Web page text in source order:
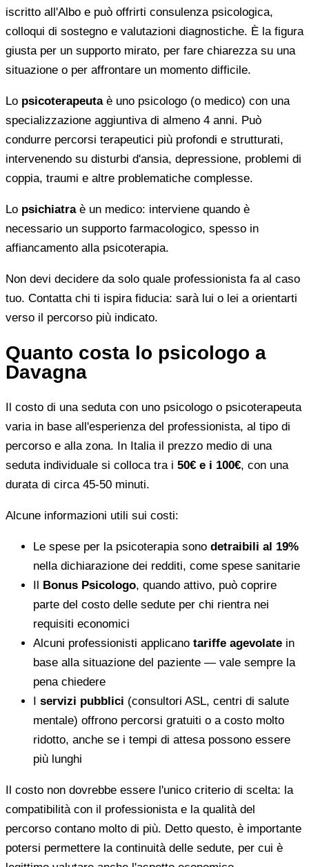
iscritto all'Albo e può offrirti consulenza psicologica,
colloqui di sostegno e valutazioni diagnostiche. È la figura
giusta per un supporto mirato, per fare chiarezza su una
situazione o per affrontare un momento difficile.
Lo psicoterapeutaè uno psicologo (o medico) con una
specializzazione aggiuntiva di almeno 4 anni. Può
condurre percorsi terapeutici più profondi e strutturati,
intervenendo su disturbi d'ansia, depressione, problemi di
coppia, traumi e altre problematiche complesse.
Lo psichiatraè un medico: interviene quando è
necessario un supporto farmacologico, spesso in
affiancamento alla psicoterapia.
Non devi decidere da solo quale professionista fa al caso
tuo. Contatta chi ti ispira fiducia: sarà lui o lei a orientarti
verso il percorso più indicato.
Quanto costa lo psicologo a
Davagna
Il costo di una seduta con uno psicologo o psicoterapeuta
varia in base all'esperienza del professionista, al tipo di
percorso e alla zona. In Italia il prezzo medio di una
seduta individuale si colloca tra i 50€ e i 100€, con una
durata di circa 45-50 minuti.
Alcune informazioni utili sui costi:
Le spese per la psicoterapia sono detraibili al 19%
nella dichiarazione dei redditi, come spese sanitarie
Il Bonus Psicologo, quando attivo, può coprire
parte del costo delle sedute per chi rientra nei
requisiti economici
Alcuni professionisti applicano tariffe agevolate in
base alla situazione del paziente — vale sempre la
pena chiedere
I servizi pubblici (consultori ASL, centri di salute
mentale) offrono percorsi gratuiti o a costo molto
ridotto, anche se i tempi di attesa possono essere
più lunghi
Il costo non dovrebbe essere l'unico criterio di scelta: la
compatibilità con il professionista e la qualità del
percorso contano molto di più. Detto questo, è importante
potersi permettere la continuità delle sedute, per cui è